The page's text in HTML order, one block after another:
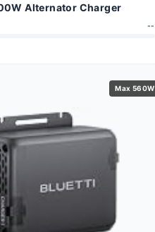
Alternator Charger
--
Max 560W